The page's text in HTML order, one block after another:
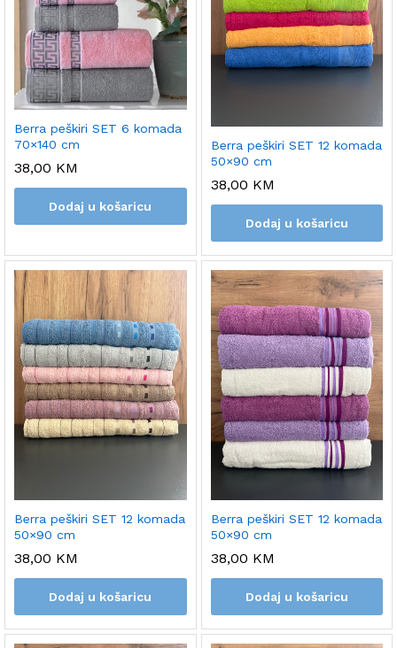
Berra peškiri SET 6 komada
70×140 cm
38,00 KM
Dodaj u košaricu
Berra peškiri SET 12 komada
50×90 cm
38,00 KM
Dodaj u košaricu
Berra peškiri SET 12 komada
50×90 cm
38,00 KM
Dodaj u košaricu
Berra peškiri SET 12 komada
50×90 cm
38,00 KM
Dodaj u košaricu